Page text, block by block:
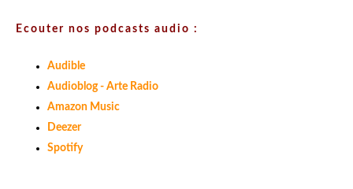
Ecouter nos podcasts audio :
Audible
Audioblog - Arte Radio
Amazon Music
Deezer
Spotify